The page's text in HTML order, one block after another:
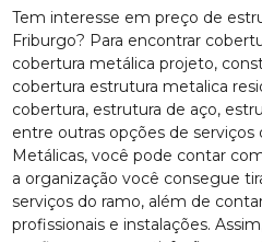
Tem interesse em preço de
Friburgo? Para encontrar
cobertura metálica projeto,
cobertura estrutura metalica
cobertura, estrutura de aço,
entre outras opções de
Metálicas, você pode contar
a organização você consegue
serviços do ramo, além de
profissionais e instalações.